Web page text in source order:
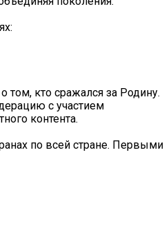
кто сражался за Родину.
с участием
контента.
по всей стране. Первыми